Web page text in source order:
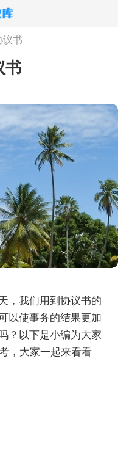
议书
书
，我们用到协议书的
以使事务的结果更加
？以下是小编为大家
，大家一起来看看